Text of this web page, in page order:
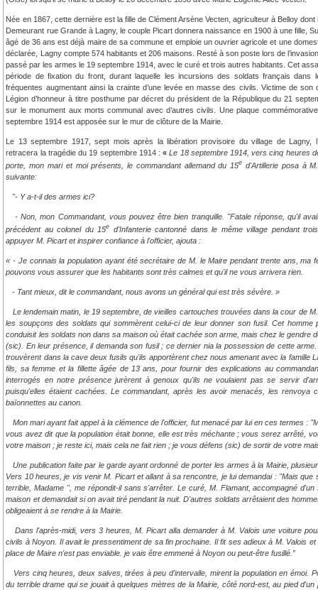
Née en 1867, cette dernière est la fille de Clément Arsène Vecten, agriculteur à Belloy
Demeurant rue Grande à Lagny, le couple Picart donnera naissance en 1900 à une fille,
âgé de 36 ans est déjà maire de sa commune et emploie un ouvrier agricole et une
déclarée, Lagny compte 574 habitants et 206 maisons. Resté à son poste lors de
passé par les armes le 19 septembre 1914, avec le curé et trois autres habitants. Cet
période de fixation du front, durant laquelle les incursions des soldats français dans
fréquentes augmentant ainsi la crainte d’une levée en masse des civils. Victime de son
Légion d’honneur à titre posthume par décret du président de la République du 21
sur le monument aux morts communal avec d’autres civils. Une plaque
septembre 1914 est apposée sur le mur de clôture de la Mairie.
Le 13 septembre 1917, sept mois après la libération provisoire du village de Lagny,
retracera la tragédie du 19 septembre 1914 :«Le 18 septembre 1914, vers cinq heures
porte, mon mari et moi présents, le commandant allemand du 15e d'Artillerie posa à
suivante:
"- Y a-t-il des armes ici?
- Non, mon Commandant, vous pouvez être bien tranquille. "Fatale réponse, qu'il
précédent au colonel du 15e d'Infanterie cantonné dans le même village pendant
appuyer M. Picart et inspirer confiance à l'officier, ajouta :
« - Je connais la population ayant été secrétaire de M. le Maire pendant trente ans, ma
pouvons vous assurer que les habitants sont très calmes et qu'il ne vous arrivera rien.
- Tant mieux, dit le commandant, nous avons un général qui est très sévère. »
Le lendemain matin, le 19 septembre, de vieilles cartouches trouvées dans la cour de
les soupçons des soldats qui sommèrent celui-ci de leur donner son fusil. Cet homme
conduisit les soldats non dans sa maison où était cachée son arme, mais chez le gendre
(sic). En leur présence, il demanda son fusil ; ce dernier nia la possession de cette
trouvèrent dans la cave deux fusils qu'ils apportèrent chez nous amenant avec la famille
fils, sa femme et la fillette âgée de 13 ans, pour fournir des explications au
interrogés en notre présence jurèrent à genoux qu'ils ne voulaient pas se servir
puisqu'elles étaient cachées. Le commandant, après les avoir menacés, les renvoya
baïonnettes au canon.
Mon mari ayant fait appel à la clémence de l'officier, fut menacé par lui en ces termes :
vous avez dit que la population était bonne, elle est très méchante ; vous serez arrêté,
votre maison ; je reste ici, mais cela ne fait rien ; je vous défens (sic) de sortir de votre
Une publication faite par le garde ayant ordonné de porter les armes à la Mairie,
Vers 10 heures, je vis venir M. Picart et allant à sa rencontre, je lui demandai : "Mais
terrible, Madame ", me répondit-il sans s'arrêter. Le curé, M. Flamant, accompagné
maison et demandait si on avait tiré pendant la nuit. D'autres soldats arrêtaient des
obligeaient à se rendre à la Mairie.
Dans l'après-midi, vers 3 heures, M. Picart alla demander à M. Valois une voiture
civils à Noyon. Il avait le pressentiment de sa fin prochaine. Il fit ses adieux à M. Valois
place de Maire n'est pas enviable. je vais être emmené à Noyon ou peut-être fusillé.”
Vers cinq heures, deux salves, tirées à peu d'intervalle, mirent la population en émoi.
du terrible drame qui se jouait à quelques mètres de la Mairie, côté nord-est, au pied d'un